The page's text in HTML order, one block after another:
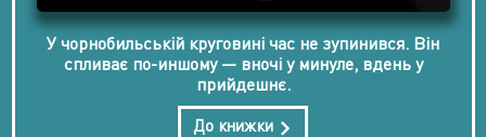
У чорнобильській круговині час не зупинився. Він
спливає по-иншому — вночі у минуле, вдень у
прийдешнє.
До книжки